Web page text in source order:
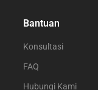
Bantuan
Konsultasi
FAQ
Hubungi Kami